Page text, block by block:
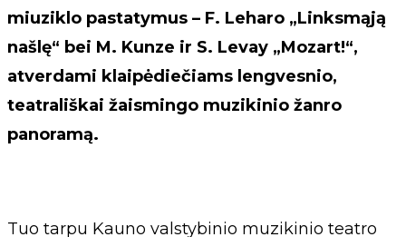
miuziklo pastatymus – F. Leharo „Linksmąją
našlę“ bei M. Kunze ir S. Levay „Mozart!“,
atverdami klaipėdiečiams lengvesnio,
teatrališkai žaismingo muzikinio žanro
panoramą.
Tuo tarpu Kauno valstybinio muzikinio teatro